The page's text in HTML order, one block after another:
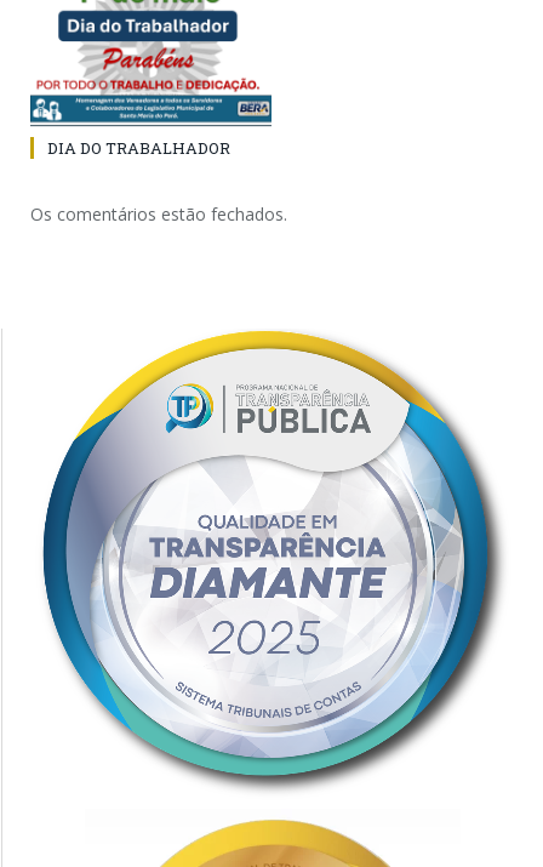
DIA DO TRABALHADOR
Os comentários estão fechados.